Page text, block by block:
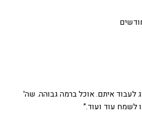
לעבוד איתם. אוכל ברמה גבוהה. שה'
לשמח עוד ועוד.”